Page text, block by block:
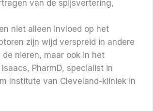
van de spijsvertering,
niet alleen invloed op het
zijn wijd verspreid in andere
nieren, maar ook in het
PharmD, specialist in
Institute van Cleveland-kliniek in